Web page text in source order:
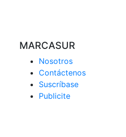
MARCASUR
Nosotros
Contáctenos
Suscríbase
Publicite